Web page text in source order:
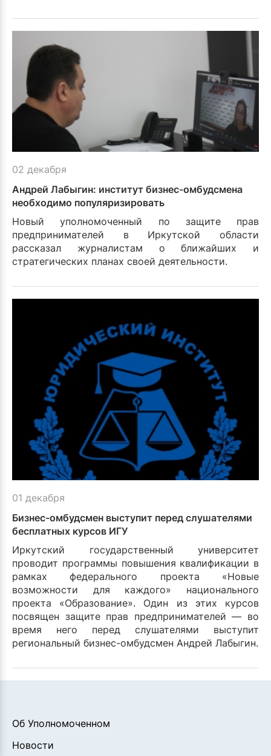
02 декабря
Андрей Лабыгин: институт бизнес-омбудсмена
необходимо популяризировать
Новый уполномоченный по защите прав
предпринимателей в Иркутской области
рассказал журналистам о ближайших и
стратегических планах своей деятельности.
01 декабря
Бизнес-омбудсмен выступит перед слушателями
бесплатных курсов ИГУ
Иркутский государственный университет
проводит программы повышения квалификации в
рамках федерального проекта «Новые
возможности для каждого» национального
проекта «Образование». Один из этих курсов
посвящен защите прав предпринимателей — во
время него перед слушателями выступит
региональный бизнес-омбудсмен Андрей Лабыгин.
Об Уполномоченном
Новости